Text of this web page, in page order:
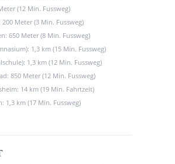
(12 Min. Fussweg)
Meter (3 Min. Fussweg)
650 Meter (8 Min. Fussweg)
1,3 km (15 Min. Fussweg)
1,3 km (12 Min. Fussweg)
850 Meter (12 Min. Fussweg)
14 km (19 Min. Fahrtzeit)
1,3 km (17 Min. Fussweg)